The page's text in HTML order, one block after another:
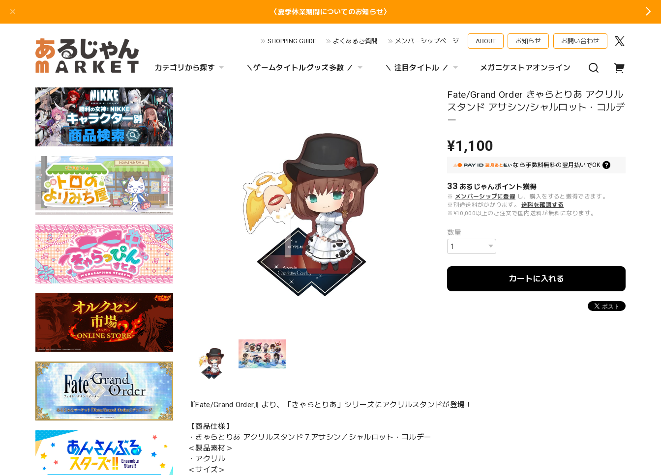
〈夏季休業期間についてのお知らせ〉
SHOPPING GUIDE よくあるご質問 メンバーシップページ ABOUT お知らせ お問い合わせ
カテゴリから探す ＼ゲームタイトルグッズ多数 ／ ＼ 注目タイトル ／ メガニケストアオンライン
Fate/Grand Order きゃらとりあ アクリル
スタンド アサシン/シャルロット・コルデ
ー
¥1,100
なら手数料無料の 翌月払いでOK
33 あるじゃんポイント獲得
※ メンバーシップに登録 し、購入をすると獲得できます。
※別途送料がかかります。
送料を確認する
※¥10,000以上のご注文で国内送料が無料になります。
数量
カートに入れる
『Fate/Grand Order』より、「きゃらとりあ」シリーズにアクリルスタンドが登場！
【商品仕様】
・きゃらとりあ アクリルスタンド 7.アサシン／シャルロット・コルデー
＜製品素材＞
・アクリル
＜サイズ＞